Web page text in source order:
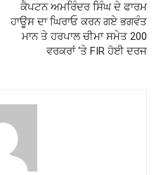
ਕੈਪਟਨ ਅਮਰਿੰਦਰ ਸਿੰਘ ਦੇ ਫਾਰਮ
ਹਾਊਸ ਦਾ ਘਿਰਾਓ ਕਰਨ ਗਏ ਭਗਵੰਤ
ਮਾਨ ਤੇ ਹਰਪਾਲ ਚੀਮਾ ਸਮੇਤ 200
ਵਰਕਰਾਂ ‘ਤੇ FIR ਹੋਈ ਦਰਜ